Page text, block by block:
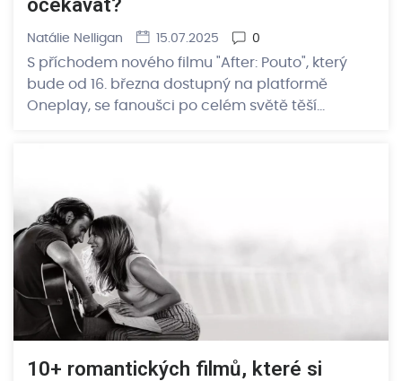
Natálie Nelligan 15.07.2025 0
S příchodem nového filmu "After: Pouto", který
bude od 16. března dostupný na platformě
Oneplay, se fanoušci po celém světě těší…
10+ romantických filmů, které si